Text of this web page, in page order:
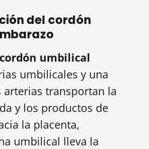
del cordón
umbilical
umbilicales y una
arterias transportan la
y los productos de
la placenta,
umbilical lleva la